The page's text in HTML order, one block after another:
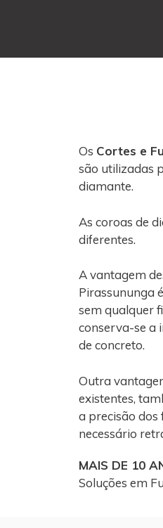
Os Cortes e
são utilizadas
diamante.
As coroas de
diferentes.
A vantagem
Pirassununga
sem qualquer
conserva-se a
de concreto.
Outra
existentes,
a precisão dos
necessário
MAIS DE 10
Soluções em